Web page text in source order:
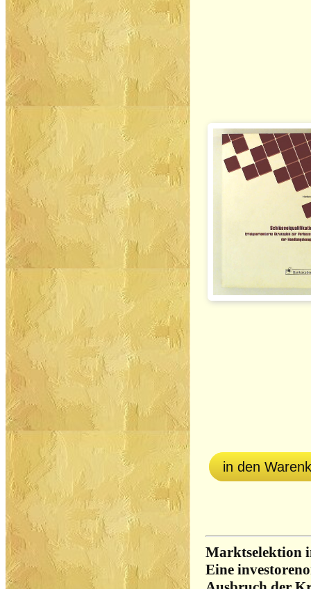
in den
Marktselektion
Eine